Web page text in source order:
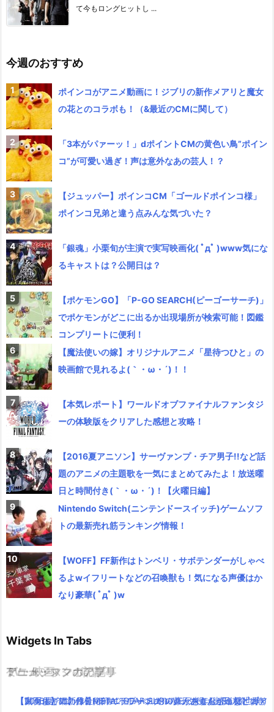
て今もロングヒットし ...
今週のおすすめ
ポインコがアニメ動画に！ジブリの新作メアリと魔女
の花とのコラボも！（&最近のCMに関して）
「3本がパァーッ！」dポイントCMの黄色い鳥”ポイン
コ”が可愛い過ぎ！声は意外なあの芸人！？
【ジュッパー】ポインコCM「ゴールドポインコ様」
ポインコ兄弟と違う点みんな気づいた？
「銀魂」小栗旬が主演で実写映画化( ﾟдﾟ )www気にな
るキャストは？公開日は？
【ポケモンGO】「P-GO SEARCH(ピーゴーサーチ)」
でポケモンがどこに出るか出現場所が検索可能！図鑑
コンプリートに便利！
【魔法使いの嫁】オリジナルアニメ「星待つひと」の
映画館で見れるよ(｀・ω・´)！！
【本気レポート】ワールドオブファイナルファンタジ
ーの体験版をクリアした感想と攻略！
【2016夏アニソン】サーヴァンプ・チア男子!!など話
題のアニメの主題歌を一気にまとめてみたよ！放送曜
日と時間付き(｀・ω・´)！【火曜日編】
Nintendo Switch(ニンテンドースイッチ)ゲームソフ
トの最新売れ筋ランキング情報！
【WOFF】FF新作はトンベリ・サボテンダーがしゃべ
るよwイフリートなどの召喚獣も！気になる声優はか
なり豪華( ﾟдﾟ )w
Widgets In Tabs
TV・映画
【動画まとめ】月9ドラマ”ラブソング”の藤原さくらが逸材( ﾟдﾟ )
ゲーム・スマホアプリ
【メタルギア新作】METAL GEAR SURVIVEが来年発売！異世界×
アニメ・マンガの記事
【実写化】鋼の錬金術師エドワードエルリック役は山田涼介！他
ミュージックの記事
【2016夏アニソン】ジョジョ・べルセルク・あまんちゅなどのア